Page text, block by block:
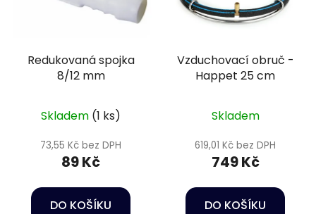
Redukovaná spojka
8/12 mm
Skladem (1 ks)
73,55 Kč bez DPH
89 Kč
DO KOŠÍKU
Vzduchovací obruč -
Happet 25 cm
Skladem
619,01 Kč bez DPH
749 Kč
DO KOŠÍKU